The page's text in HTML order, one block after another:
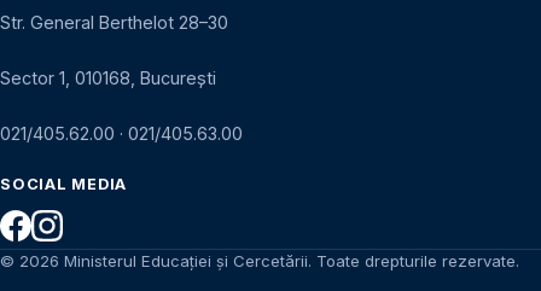
Str. General Berthelot 28–30
Sector 1, 010168, București
021/405.62.00 · 021/405.63.00
SOCIAL MEDIA
© 2026 Ministerul Educației și Cercetării. Toate drepturile rezervate.